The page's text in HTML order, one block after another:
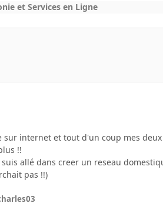
et Services en Ligne
internet et tout d'un coup mes
!!
allé dans creer un reseau
pas !!)